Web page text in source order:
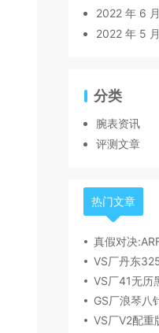
2022 年 6 月
2022 年 5 月
分类
腕表资讯
评测文章
热门文章